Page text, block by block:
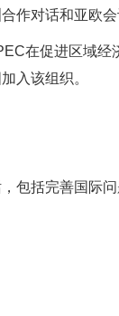
作对话和亚欧
在促进区域经
入该组织。
包括完善国际